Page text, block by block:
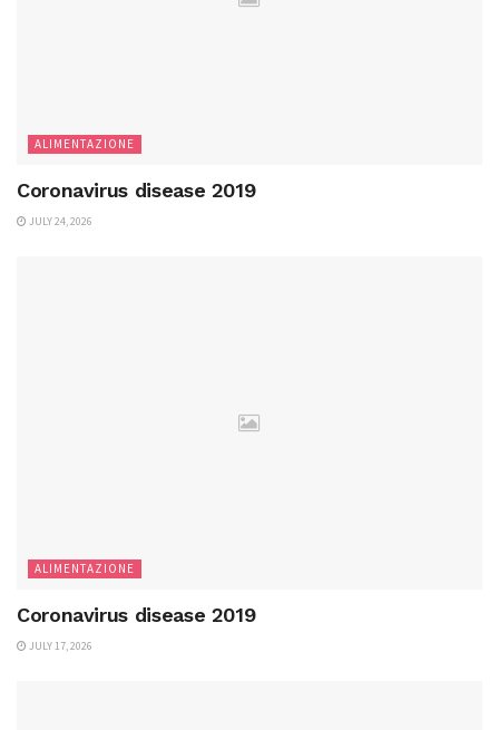
ALIMENTAZIONE
Coronavirus disease 2019
JULY 24, 2026
ALIMENTAZIONE
Coronavirus disease 2019
JULY 17, 2026